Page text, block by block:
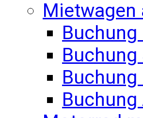
Mietwagen
Buchung
Buchung
Buchung